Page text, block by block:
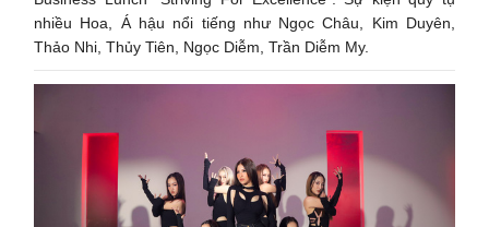
nhiều Hoa, Á hậu nổi tiếng như Ngọc Châu, Kim Duyên,
Thảo Nhi, Thủy Tiên, Ngọc Diễm, Trần Diễm My.